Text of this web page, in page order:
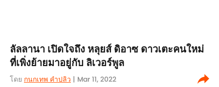
ลัลลานา เปิดใจถึง หลุยส์ ดิอาซ ดาวเตะคนใหม่
ที่เพิ่งย้ายมาอยู่กับ ลิเวอร์พูล
โดย กนกเทพ คำปลิว | Mar 11, 2022